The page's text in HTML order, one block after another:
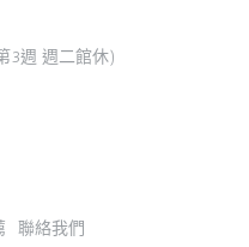
3週 週二館休)
聯絡我們